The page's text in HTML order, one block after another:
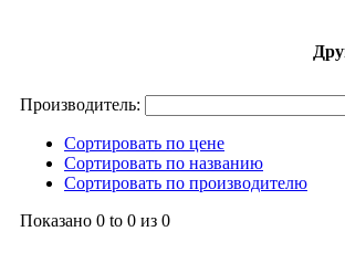
Производитель:
Сортировать по цене
Сортировать по названию
Сортировать по производителю
Показано 0 to 0 из 0